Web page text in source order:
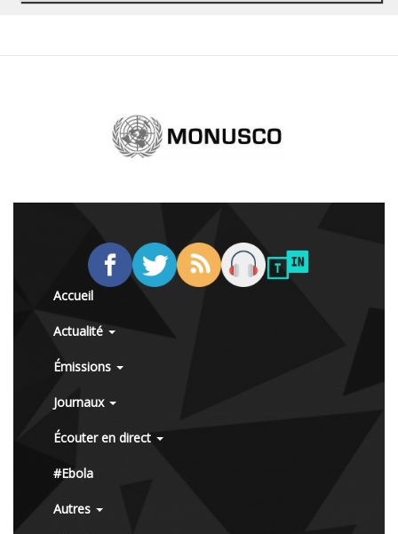
Accueil
Actualité
Émissions
Journaux
Écouter en direct
#Ebola
Autres